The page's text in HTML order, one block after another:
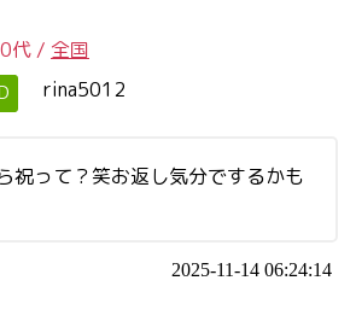
代 / 全国
rina5012
祝って？笑お返し気分でするかも
2025-11-14 06:24:14